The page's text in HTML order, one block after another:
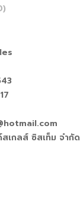
เกลส์ ซิสเท็ม จำกัด